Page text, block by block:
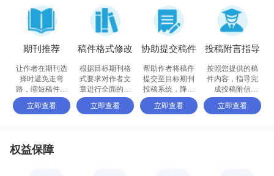
期刊推荐
让作者在期刊选
择时避免走弯
路，缩短稿件被
接收的周期
立即查看
稿件格式修改
根据目标期刊格
式要求对作者文
章进行全面的格
式修改和调整
立即查看
协助提交稿件
帮助作者将稿件
提交至目标期刊
投稿系统，降低
退稿或拒稿率
立即查看
投稿附言指导
按照您提供的稿
件内容，指导完
成投稿附信
（cover letter）
立即查看
权益保障